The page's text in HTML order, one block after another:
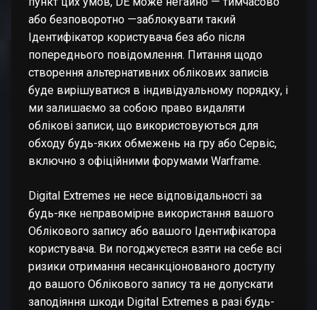
або безповоротно —заблокувати такий
Ідентифікатор користувача без або після
попереднього повідомлення. Питання щодо
створення альтернативних облікових записів
буде вирішуватися в індивідуальному порядку, і
ми залишаємо за собою право видаляти
облікові записи, що використовуються для
обходу будь-яких обмежень на гру або Сервіс,
включно з офіційними форумами Warframe.
Digital Extremes не несе відповідальності за
будь-яке неправомірне використання вашого
Облікового запису або вашого Ідентифікатора
користувача. Ви погоджуєтеся взяти на себе всі
ризики отримання несанкціонованого доступу
до вашого Облікового запису та не допускати
заподіяння шкоди Digital Extremes в разі будь-